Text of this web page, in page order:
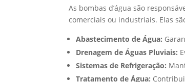
As bombas d’água são
comerciais ou industriais. Elas
Abastecimento de Água:
Drenagem de Águas Pluviais:
Sistemas de Refrigeração:
Tratamento de Água: